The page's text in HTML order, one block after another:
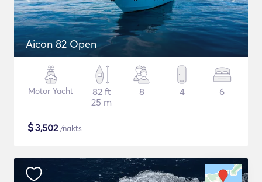
Aicon 82 Open
Motor Yacht
82 ft
25 m
8 4 6
$3,502/nakts